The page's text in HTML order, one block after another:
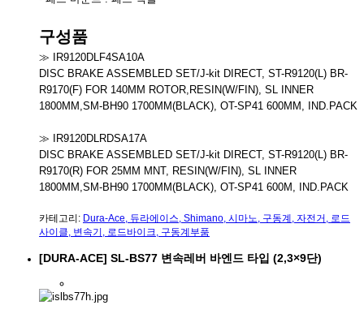
구성품
≫ IR9120DLF4SA10A
DISC BRAKE ASSEMBLED SET/J-kit DIRECT, ST-R9120(L) BR-
R9170(F) FOR 140MM ROTOR,RESIN(W/FIN), SL INNER
1800MM,SM-BH90 1700MM(BLACK), OT-SP41 600MM, IND.PACK
≫ IR9120DLRDSA17A
DISC BRAKE ASSEMBLED SET/J-kit DIRECT, ST-R9120(L) BR-
R9170(R) FOR 25MM MNT, RESIN(W/FIN), SL INNER
1800MM,SM-BH90 1700MM(BLACK), OT-SP41 600M, IND.PACK
카테고리: Dura-Ace, 듀라에이스, Shimano, 시마노, 구동계 , 자전거 , 로드
사이클, 변속기 , 로드바이크, 구동계부품
[DURA-ACE] SL-BS77 변속레버 바엔드 타입 (2,3×9단)